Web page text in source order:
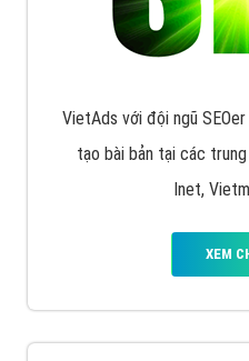
VietAds với đội ngũ
tạo bài bản tại các
Inet,
XEM